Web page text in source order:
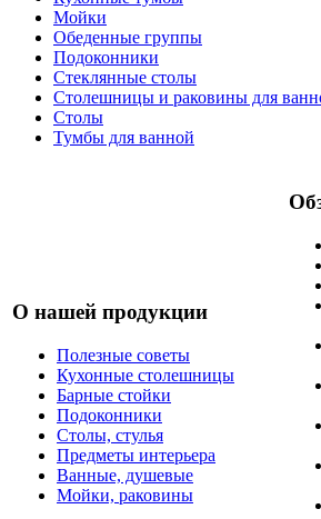
Мойки
Обеденные группы
Подоконники
Стеклянные столы
Столешницы и раковины для
Столы
Тумбы для ванной
О нашей продукции
Полезные советы
Кухонные столешницы
Барные стойки
Подоконники
Столы, стулья
Предметы интерьера
Ванные, душевые
Мойки, раковины